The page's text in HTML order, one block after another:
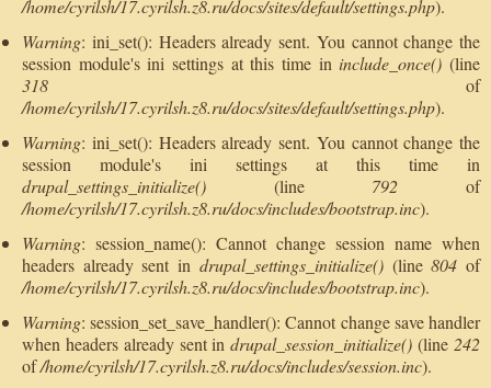
/home/cyrilsh/17.cyrilsh.z8.ru/docs/sites/default/settings.php).
Warning: ini_set(): Headers already sent. You cannot change the
session module's ini settings at this time in include_once() (line
318 of
/home/cyrilsh/17.cyrilsh.z8.ru/docs/sites/default/settings.php).
Warning: ini_set(): Headers already sent. You cannot change the
session module's ini settings at this time in
drupal_settings_initialize() (line 792 of
/home/cyrilsh/17.cyrilsh.z8.ru/docs/includes/bootstrap.inc).
Warning: session_name(): Cannot change session name when
headers already sent in drupal_settings_initialize()(line804 of
/home/cyrilsh/17.cyrilsh.z8.ru/docs/includes/bootstrap.inc).
Warning: session_set_save_handler(): Cannot change save handler
when headers already sent indrupal_session_initialize() (line 242
of/home/cyrilsh/17.cyrilsh.z8.ru/docs/includes/session.inc).